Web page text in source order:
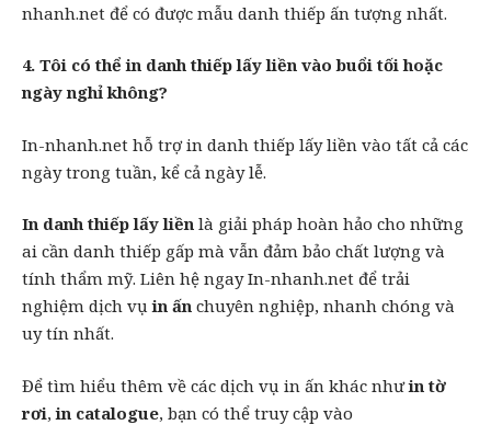
nhanh.net để có được mẫu danh thiếp ấn tượng nhất.
4. Tôi có thể in danh thiếp lấy liền vào buổi tối hoặc
ngày nghỉ không?
In-nhanh.net hỗ trợ in danh thiếp lấy liền vào tất cả các
ngày trong tuần, kể cả ngày lễ.
In danh thiếp lấy liền là giải pháp hoàn hảo cho những
ai cần danh thiếp gấp mà vẫn đảm bảo chất lượng và
tính thẩm mỹ. Liên hệ ngay In-nhanh.net để trải
nghiệm dịch vụin ấn chuyên nghiệp, nhanh chóng và
uy tín nhất.
Để tìm hiểu thêm về các dịch vụ in ấn khác nhưin tờ
rơi,in catalogue, bạn có thể truy cập vào